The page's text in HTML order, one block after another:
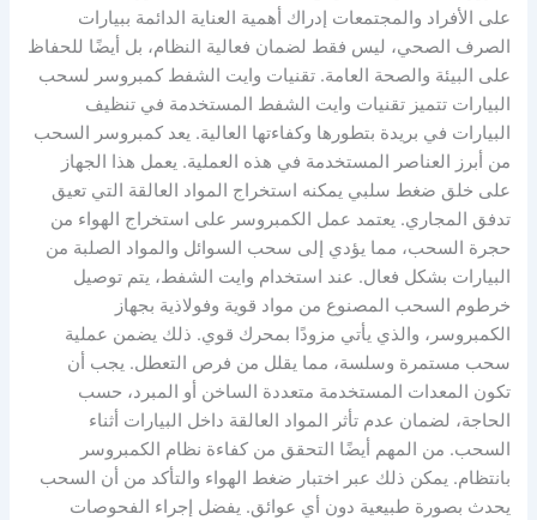
على الأفراد والمجتمعات إدراك أهمية العناية الدائمة ببيارات
الصرف الصحي، ليس فقط لضمان فعالية النظام، بل أيضًا للحفاظ
على البيئة والصحة العامة. تقنيات وايت الشفط كمبروسر لسحب
البيارات تتميز تقنيات وايت الشفط المستخدمة في تنظيف
البيارات في بريدة بتطورها وكفاءتها العالية. يعد كمبروسر السحب
من أبرز العناصر المستخدمة في هذه العملية. يعمل هذا الجهاز
على خلق ضغط سلبي يمكنه استخراج المواد العالقة التي تعيق
تدفق المجاري. يعتمد عمل الكمبروسر على استخراج الهواء من
حجرة السحب، مما يؤدي إلى سحب السوائل والمواد الصلبة من
البيارات بشكل فعال. عند استخدام وايت الشفط، يتم توصيل
خرطوم السحب المصنوع من مواد قوية وفولاذية بجهاز
الكمبروسر، والذي يأتي مزودًا بمحرك قوي. ذلك يضمن عملية
سحب مستمرة وسلسة، مما يقلل من فرص التعطل. يجب أن
تكون المعدات المستخدمة متعددة الساخن أو المبرد، حسب
الحاجة، لضمان عدم تأثر المواد العالقة داخل البيارات أثناء
السحب. من المهم أيضًا التحقق من كفاءة نظام الكمبروسر
بانتظام. يمكن ذلك عبر اختبار ضغط الهواء والتأكد من أن السحب
يحدث بصورة طبيعية دون أي عوائق. يفضل إجراء الفحوصات